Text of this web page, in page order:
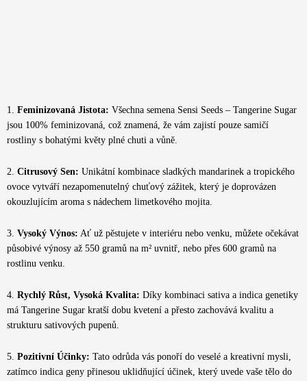
1. Feminizovaná Jistota: Všechna semena Sensi Seeds – Tangerine Sugar
jsou 100% feminizovaná, což znamená, že vám zajistí pouze samičí
rostliny s bohatými květy plné chuti a vůně.
2. Citrusový Sen: Unikátní kombinace sladkých mandarinek a tropického
ovoce vytváří nezapomenutelný chuťový zážitek, který je doprovázen
okouzlujícím aroma s nádechem limetkového mojita.
3. Vysoký Výnos: Ať už pěstujete v interiéru nebo venku, můžete očekávat
působivé výnosy až 550 gramů na m² uvnitř, nebo přes 600 gramů na
rostlinu venku.
4. Rychlý Růst, Vysoká Kvalita: Díky kombinaci sativa a indica genetiky
má Tangerine Sugar kratší dobu kvetení a přesto zachovává kvalitu a
strukturu sativových pupenů.
5. Pozitivní Účinky: Tato odrůda vás ponoří do veselé a kreativní mysli,
zatímco indica geny přinesou uklidňující účinek, který uvede vaše tělo do